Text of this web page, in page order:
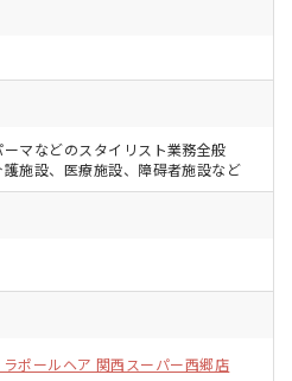
マなどのスタイリスト業務全般
護施設、医療施設、障碍者施設など
ポールヘア 関西スーパー西郷店